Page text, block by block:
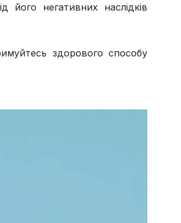
його негативних наслідків
здорового способу